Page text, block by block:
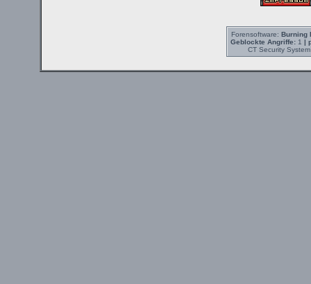
Forensoftware: Burning
Geblockte Angriffe:1 |
CT Security